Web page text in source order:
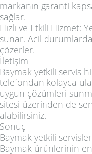
markanın garanti
sağlar.
Hızlı ve Etkili Hizmet:
sunar. Acil
çözerler.
İletişim
Baymak yetkili servis
telefondan kolayca
uygun çözümleri
sitesi üzerinden de
alabilirsiniz.
Sonuç
Baymak yetkili
Baymak ürünlerinin en